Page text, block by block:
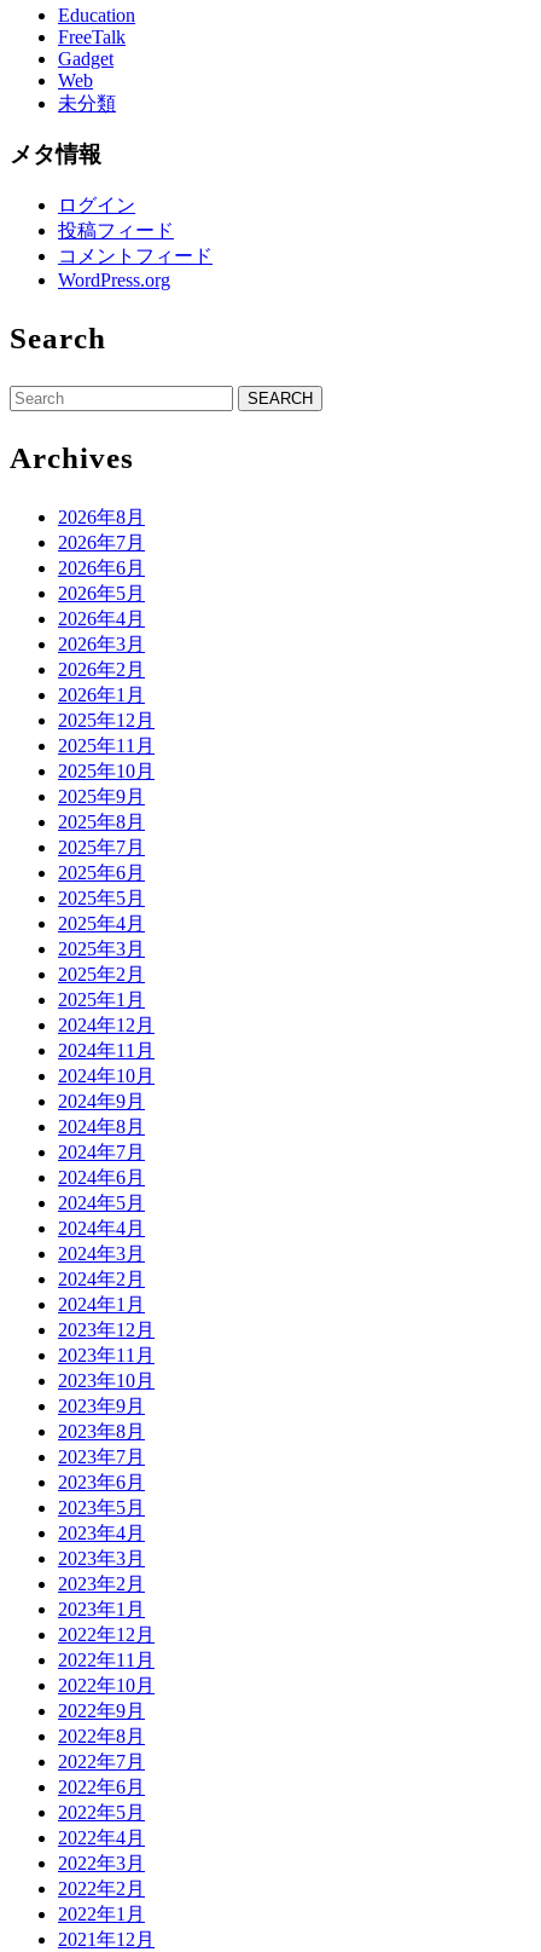
Education
FreeTalk
Gadget
Web
未分類
メタ情報
ログイン
投稿フィード
コメントフィード
WordPress.org
Search
Search
for:
Archives
2026年8月
2026年7月
2026年6月
2026年5月
2026年4月
2026年3月
2026年2月
2026年1月
2025年12月
2025年11月
2025年10月
2025年9月
2025年8月
2025年7月
2025年6月
2025年5月
2025年4月
2025年3月
2025年2月
2025年1月
2024年12月
2024年11月
2024年10月
2024年9月
2024年8月
2024年7月
2024年6月
2024年5月
2024年4月
2024年3月
2024年2月
2024年1月
2023年12月
2023年11月
2023年10月
2023年9月
2023年8月
2023年7月
2023年6月
2023年5月
2023年4月
2023年3月
2023年2月
2023年1月
2022年12月
2022年11月
2022年10月
2022年9月
2022年8月
2022年7月
2022年6月
2022年5月
2022年4月
2022年3月
2022年2月
2022年1月
2021年12月